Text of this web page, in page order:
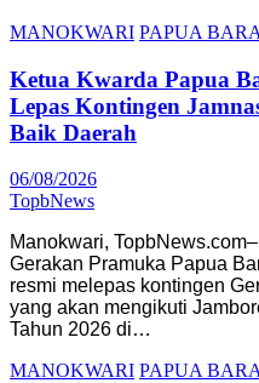
MANOKWARI PAPUA
Ketua Kwarda Papua
Lepas Kontingen
Baik Daerah
06/08/2026
TopbNews
Manokwari,
Gerakan Pramuka Papua
resmi melepas kontingen
yang akan mengikuti
Tahun 2026 di…
MANOKWARI PAPUA